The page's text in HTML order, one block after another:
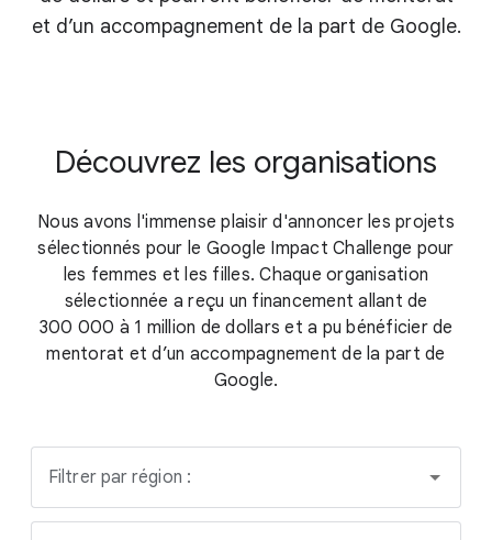
et d’un accompagnement de la part de Google.
Découvrez les organisations
Nous avons l'immense plaisir d'annoncer les projets
sélectionnés pour le Google Impact Challenge pour
les femmes et les filles. Chaque organisation
sélectionnée a reçu un financement allant de
300 000 à 1 million de dollars et a pu bénéficier de
mentorat et d’un accompagnement de la part de
Google.
Filtrer par région :